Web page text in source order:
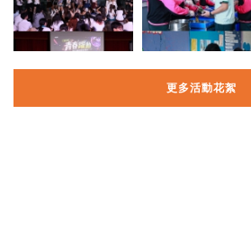
更多活動花絮